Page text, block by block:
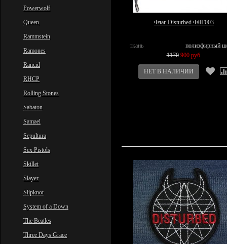
Powerwolf
Queen
Rammstein
Ramones
Rancid
RHCP
Rolling Stones
Sabaton
Samael
Sepultura
Sex Pistols
Skillet
Slayer
Slipknot
System of a Down
The Beatles
Three Days Grace
Флаг Disturbed ФЛГ003
ткань
полиэфирный
1170 900 руб.